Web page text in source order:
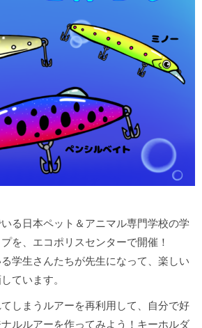
る日本ペット＆アニマル専門学校の学
を、エコポリスセンターで開催！
学生さんたちが先生になって、楽しい
ています。
しまうルアーを再利用して、自分で好
ルルアーを作ってみよう！キーホルダ